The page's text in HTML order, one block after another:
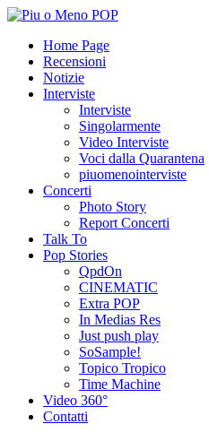
Home Page
Recensioni
Notizie
Interviste
Interviste
Singolarmente
Video Interviste
Voci dalla Quarantena
piuomenointerviste
Concerti
Photo Story
Report Concerti
Talk To
Pop Stories
QpdOn
CINEMATIC
Extra POP
In Medias Res
Just push play
SoSample!
Topico Tropico
Time Machine
Video 360°
Contatti